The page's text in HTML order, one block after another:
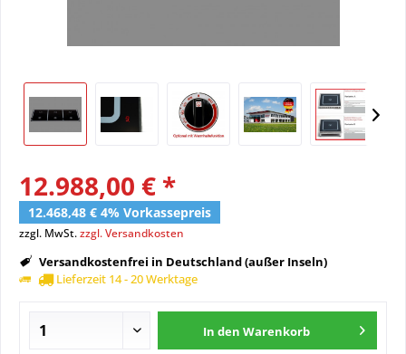
12.988,00 € *
12.468,48 € 4% Vorkassepreis
zzgl. MwSt.zzgl. Versandkosten
Versandkostenfrei in Deutschland (außer Inseln)
Lieferzeit 14 - 20 Werktage
In den Warenkorb